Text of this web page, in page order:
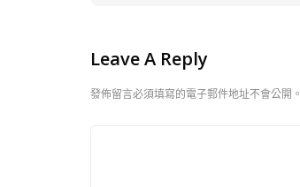
Leave A Reply
發佈留言必須填寫的電子郵件地址不會公開。